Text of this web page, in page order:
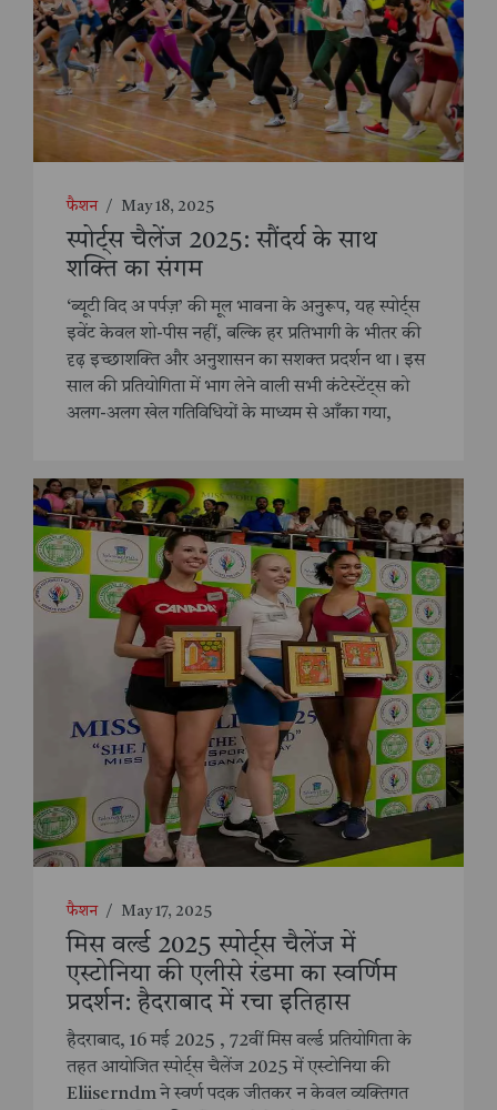
फैशन / May 18, 2025
स्पोर्ट्स चैलेंज 2025: सौंदर्य के साथ
शक्ति का संगम
‘ब्यूटी विद अ पर्पज़’ की मूल भावना के अनुरूप, यह स्पोर्ट्स
इवेंट केवल शो-पीस नहीं, बल्कि हर प्रतिभागी के भीतर की
दृढ़ इच्छाशक्ति और अनुशासन का सशक्त प्रदर्शन था। इस
साल की प्रतियोगिता में भाग लेने वाली सभी कंटेस्टेंट्स को
अलग-अलग खेल गतिविधियों के माध्यम से आँका गया,
फैशन / May 17, 2025
मिस वर्ल्ड 2025 स्पोर्ट्स चैलेंज में
एस्टोनिया की एलीसे रंडमा का स्वर्णिम
प्रदर्शन: हैदराबाद में रचा इतिहास
हैदराबाद, 16 मई 2025 , 72वीं मिस वर्ल्ड प्रतियोगिता के
तहत आयोजित स्पोर्ट्स चैलेंज 2025 में एस्टोनिया की
Eliiserndm ने स्वर्ण पदक जीतकर न केवल व्यक्तिगत